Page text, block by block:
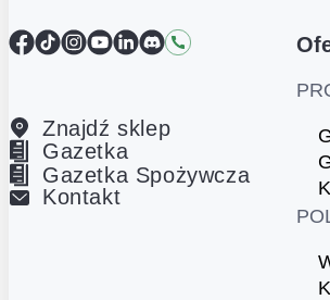
Facebook
TikTokInstagram
YouTube
LinkedIn
DiscordKontakt
Znajdź sklep
Gazetka
Gazetka Spożywcza
Kontakt